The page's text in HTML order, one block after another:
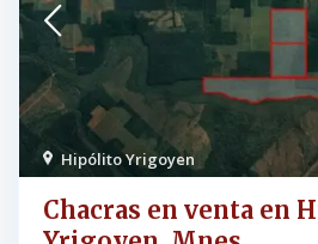
Hipólito Yrigoyen
Chacras en venta en